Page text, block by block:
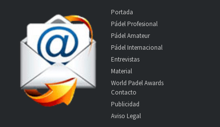
Portada
Pádel Profesional
Pádel Amateur
Pádel Internacional
Entrevistas
Material
World Padel Awards
Contacto
Publicidad
Aviso Legal